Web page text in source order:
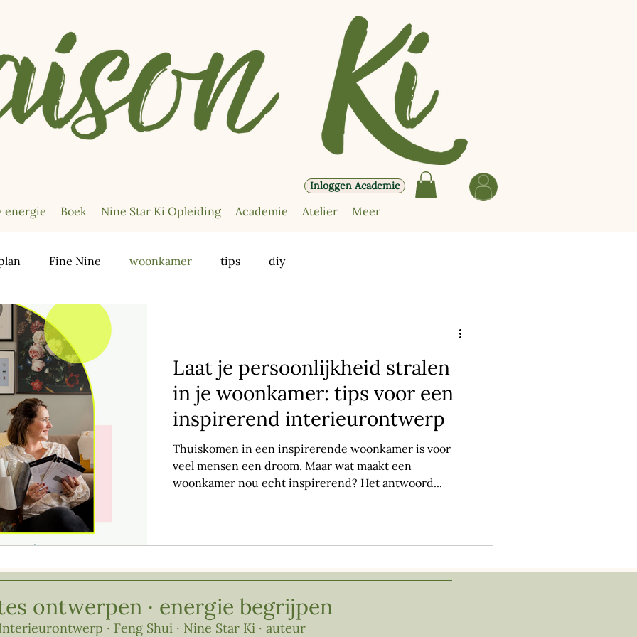
Inloggen Academie
energie Boek Nine Star Ki Opleiding Academie Atelier Meer
Fine Nine woonkamer tips diy
Laat je persoonlijkheid stralen
in je woonkamer: tips voor een
inspirerend interieurontwerp
Thuiskomen in een inspirerende woonkamer is voor
veel mensen een droom. Maar wat maakt een
woonkamer nou echt inspirerend? Het antwoord...
ontwerpen · energie begrijpen
· Feng Shui · Nine Star Ki · auteur